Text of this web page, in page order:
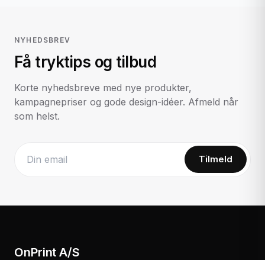
NYHEDSBREV
Få tryktips og tilbud
Korte nyhedsbreve med nye produkter,
kampagnepriser og gode design-idéer. Afmeld når
som helst.
Tilmeld
OnPrint A/S